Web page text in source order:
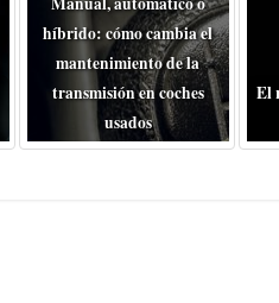
híbrido: cómo cambia el
mantenimiento de la
transmisión en coches
usados
El